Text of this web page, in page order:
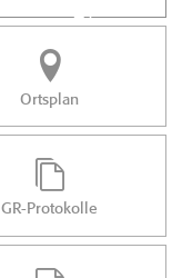
Ortsplan
GR-Protokolle